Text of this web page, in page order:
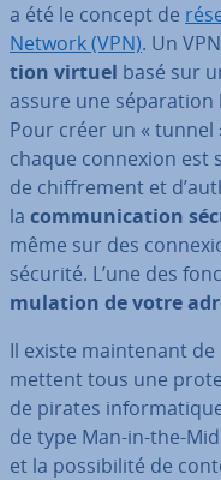
a été le concept de
Network (VPN). Un
tion virtuel basé sur
assure une
Pour créer un «
chaque connexion est
de chif­fre­ment et
la com­mu­ni­ca­tion
même sur des
sécurité. L’une des
mu­la­tion de votre
Il existe main­te­nant
met­tent tous une
de pirates
de type Man-in-the-
et la pos­si­bi­lité de